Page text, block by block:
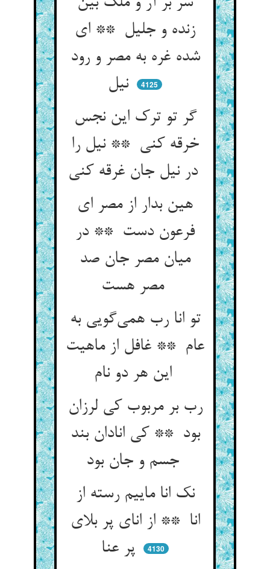
زنده و جلیل ** ای
شده غره به مصر و رود
نیل
4125
گر تو ترک این نجس
خرقه کنی ** نیل را
در نیل جان غرقه کنی
هین بدار از مصر ای
فرعون دست ** در
میان مصر جان صد
مصر هست
تو انا رب همی‌گویی به
عام ** غافل از ماهیت
این هر دو نام
رب بر مربوب کی لرزان
بود ** کی انادان بند
نک انا ماییم رسته از
انا ** از انای پر بلای
4130